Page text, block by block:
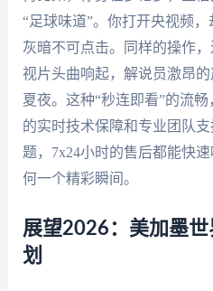
“足球味道”。你打开央视频
灰暗不可点击。同样的操作
视片头曲响起，解说员激昂
夏夜。这种“秒连即看”的流
的实时技术保障和专业团队
题，7x24小时的售后都能快
何一个精彩瞬间。
展望2026：美加墨
划